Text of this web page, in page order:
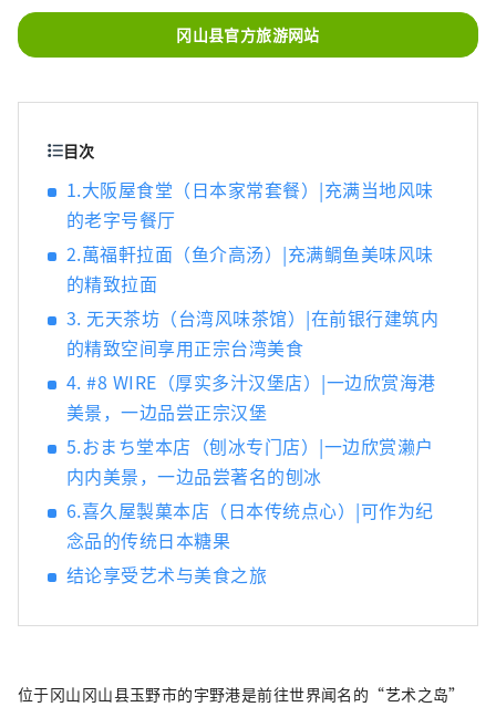
冈山县官方旅游网站
目次
1.大阪屋食堂（日本家常套餐）|充满当地风味
的老字号餐厅
2.萬福軒拉面（鱼介高汤）|充满鲷鱼美味风味
的精致拉面
3. 无天茶坊（台湾风味茶馆）|在前银行建筑内
的精致空间享用正宗台湾美食
4. #8 WIRE（厚实多汁汉堡店）|一边欣赏海港
美景，一边品尝正宗汉堡
5.おまち堂本店（刨冰专门店）|一边欣赏濑户
内内美景，一边品尝著名的刨冰
6.喜久屋製菓本店（日本传统点心）|可作为纪
念品的传统日本糖果
结论享受艺术与美食之旅
位于冈山冈山县玉野市的宇野港是前往世界闻名的“艺术之岛”